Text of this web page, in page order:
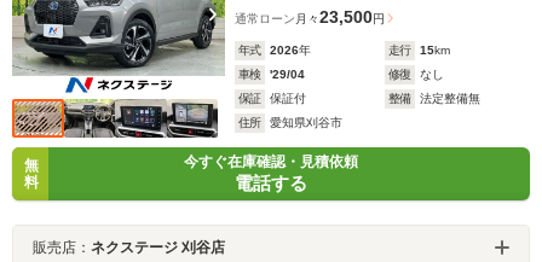
通常ローン 月々23,500円
年式 2026年 走行 15km
車検
'29/04 修復
なし
保証
保証付 整備
法定整備無
住所
愛知県刈谷市
無
料
今すぐ在庫確認・見積依頼
電話する
販売店： ネクステージ 刈谷店